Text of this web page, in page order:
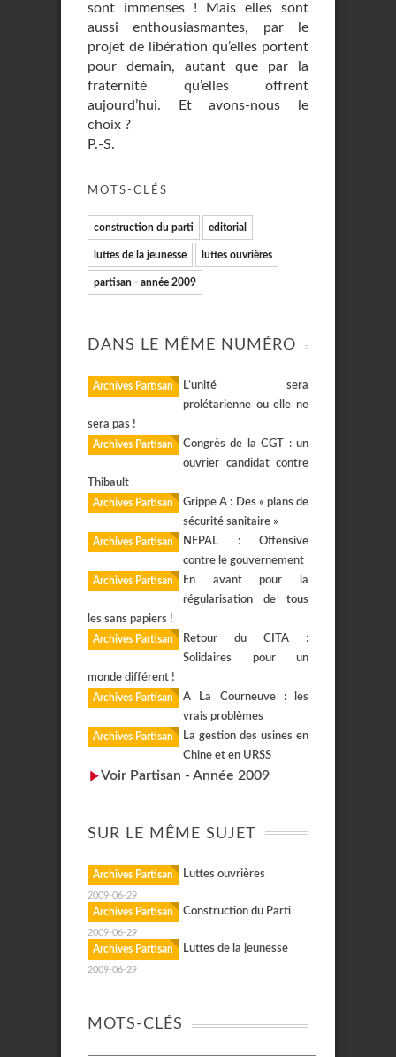
sont immenses ! Mais elles sont
aussi enthousiasmantes, par le
projet de libération qu’elles portent
pour demain, autant que par la
fraternité qu’elles offrent
aujourd’hui. Et avons-nous le
choix ?
P.-S.
MOTS-CLÉS
construction du parti editorial
luttes de la jeunesse luttes ouvrières
partisan - année 2009
DANS LE MÊME NUMÉRO
Archives Partisan
L’unité sera
prolétarienne ou elle ne
sera pas !
Archives Partisan
Congrès de la CGT : un
ouvrier candidat contre
Thibault
Archives Partisan
Grippe A : Des « plans de
sécurité sanitaire »
Archives Partisan
NEPAL : Offensive
contre le gouvernement
Archives Partisan
En avant pour la
régularisation de tous
les sans papiers !
Archives Partisan
Retour du CITA :
Solidaires pour un
monde différent !
Archives Partisan
A La Courneuve : les
vrais problèmes
Archives Partisan
La gestion des usines en
Chine et en URSS
Voir Partisan - Année 2009
SUR LE MÊME SUJET
Archives Partisan Luttes ouvrières
2009-06-29
Archives Partisan Construction du Parti
2009-06-29
Archives Partisan Luttes de la jeunesse
2009-06-29
MOTS-CLÉS